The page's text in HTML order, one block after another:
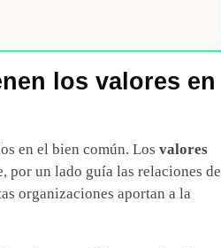
los valores en
en el bien común. Los valores
por un lado guía las relaciones de
organizaciones aportan a la